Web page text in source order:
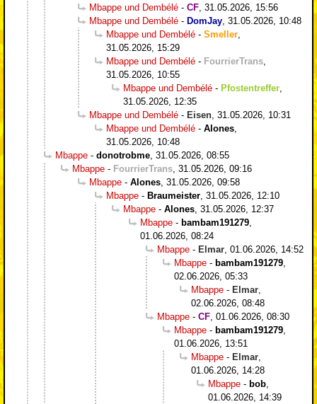
Mbappe und Dembélé - CF 31.05.2026, 15:56
Mbappe und Dembélé - DomJay 31.05.2026, 10:48
Mbappe und Dembélé - Smeller
31.05.2026, 15:29
Mbappe und Dembélé - FourrierTrans
31.05.2026, 10:55
Mbappe und Dembélé - Pfostentreffer
31.05.2026, 12:35
Mbappe und Dembélé - Eisen 31.05.2026, 10:31
Mbappe und Dembélé - Alones
31.05.2026, 10:48
Mbappe - donotrobme 31.05.2026, 08:55
Mbappe - FourrierTrans 31.05.2026, 09:16
Mbappe - Alones 31.05.2026, 09:58
Mbappe - Braumeister 31.05.2026, 12:10
Mbappe - Alones 31.05.2026, 12:37
Mbappe - bambam191279
01.06.2026, 08:24
Mbappe - Elmar 01.06.2026, 14:52
Mbappe - bambam191279
02.06.2026, 05:33
Mbappe - Elmar
02.06.2026, 08:48
Mbappe - CF 01.06.2026, 08:30
Mbappe - bambam191279
01.06.2026, 13:51
Mbappe - Elmar
01.06.2026, 14:28
Mbappe - bob
01.06.2026, 14:39